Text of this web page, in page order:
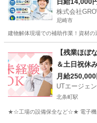
株式会社
尼崎市
建物解体現場での補助作業！資材
その他
【残業ほぼ
＆土日祝休
月給250,000
UTエージェ
北条町駅
★☆工場の設備保全など☆★ 電子機器